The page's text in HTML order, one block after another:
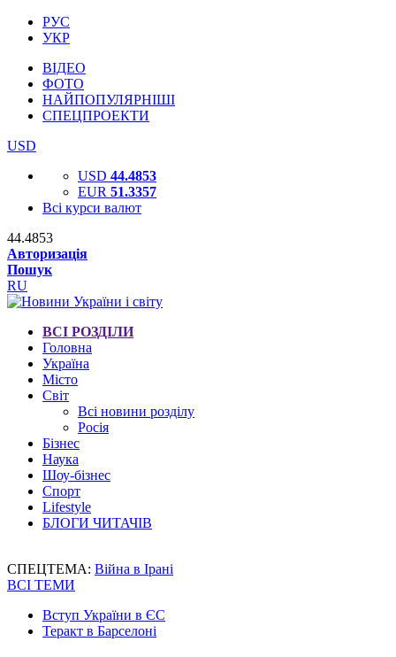
РУС
УКР
ВІДЕО
ФОТО
НАЙПОПУЛЯРНІШІ
СПЕЦПРОЕКТИ
USD
USD 44.4853
EUR 51.3357
Всі курси валют
44.4853
Авторизація
Пошук
RU
ВСІ РОЗДІЛИ
Головна
Україна
Місто
Світ
Всі новини розділу
Росія
Бізнес
Наука
Шоу-бізнес
Спорт
Lifestyle
БЛОГИ ЧИТАЧІВ
СПЕЦТЕМА: Війна в Ірані
ВСІ ТЕМИ
Вступ України в ЄС
Теракт в Барселоні